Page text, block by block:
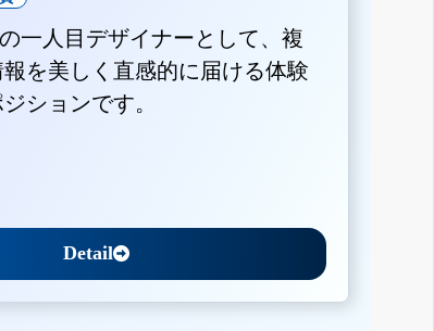
一人目デザイナーとして、複
を美しく直感的に届ける体験
ションです。
Detail